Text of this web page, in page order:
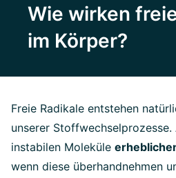
Wie wirken
im Körper?
Freie Radikale entstehen
unserer
instabilen Moleküle
wenn diese überhandnehmen